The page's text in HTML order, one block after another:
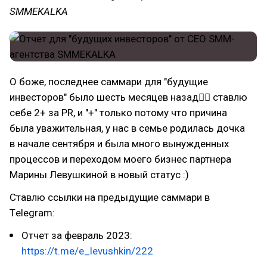
SMMEKALKA
О боже, последнее саммари для "будущие
инвесторов" было шесть месяцев назад🤦‍♂ ставлю
себе 2+ за PR, и "+" только потому что причина
была уважительная, у нас в семье родилась дочка
в начале сентября и была много вынужденных
процессов и переходом моего бизнес партнера
Марины Левушкиной в новый статус :)
Ставлю ссылки на предыдущие саммари в
Тelegram:
Отчет за февраль 2023:
https://t.me/e_levushkin/222